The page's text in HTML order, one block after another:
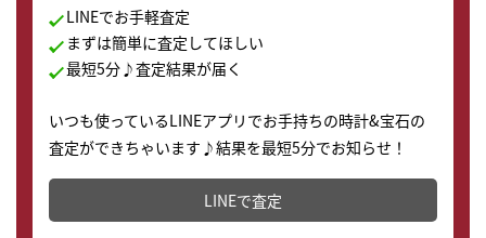
LINEでお手軽査定
まずは簡単に査定してほしい
最短5分♪査定結果が届く
いつも使っているLINEアプリでお手持ちの時計&宝石の
査定ができちゃいます♪結果を最短5分でお知らせ！
どこからでもすぐに査定金額を知ることが出来ます。
LINEで査定